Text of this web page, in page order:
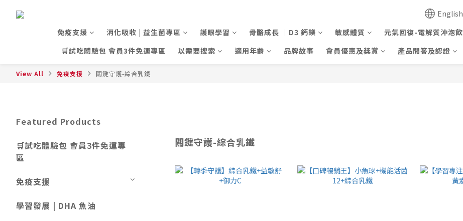
English
免疫支援
消化吸收 | 益生菌專區 護眼學習 骨骼成長 ｜D3 鈣鎂 敏感體質 元氣回復-電解質沖泡飲
🛒試吃體驗包 會員3件免運專區
以需要搜索 適用年齡 品牌故事 會員優惠及獎賞 產品問答及認證
View All 免疫支援 關鍵守護-綜合乳鐵
Featured Products
🛒試吃體驗包 會員3件免運專
區
免疫支援
學習發展 | DHA 魚油
關鍵守護-綜合乳鐵